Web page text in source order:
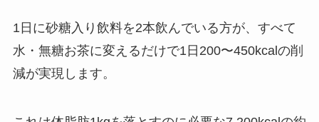
1日に砂糖入り飲料を2本飲んでいる方が、すべて
水・無糖お茶に変えるだけで1日 200〜450kcalの削
減が実現します。